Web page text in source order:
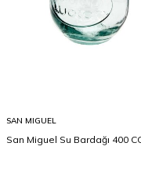
SAN MIGUEL
San Miguel Su Bardağı 400